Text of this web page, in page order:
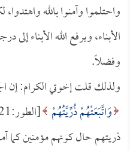
واحتلموا وآمنوا بالله
الأبناء، ويرفع الله الأبناء إلى
وفضلاً.
ولذلك قلت إخوتي الكرام: إن
وَاتَّبَعَتْهُمْ ذُرِّيَّتُهُمْ
ذريتهم حال كونهم مؤمنين كما